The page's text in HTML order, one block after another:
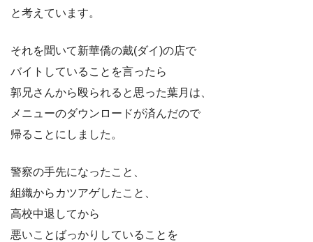
と考えています。
それを聞いて新華僑の戴(ダイ)の店で
バイトしていることを言ったら
郭兄さんから殴られると思った葉月は、
メニューのダウンロードが済んだので
帰ることにしました。
警察の手先になったこと、
組織からカツアゲしたこと、
高校中退してから
悪いことばっかりしていることを